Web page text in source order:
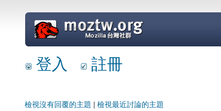
=
登入 註冊
檢視沒有回覆的主題 檢視最近討論的主題